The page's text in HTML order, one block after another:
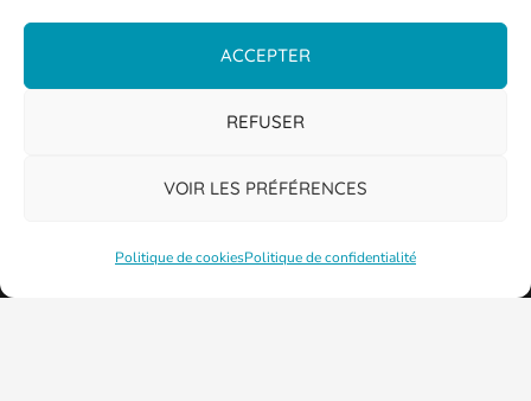
ACCEPTER
REFUSER
VOIR LES PRÉFÉRENCES
Politique de cookiesPolitique de confidentialité